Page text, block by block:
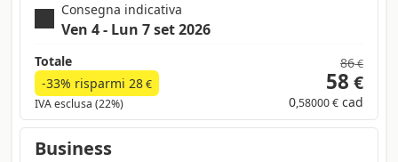
Consegna indicativa
Ven 4 - Lun 7 set 2026
Totale
-33% risparmi 28€
IVA esclusa (22%)
86€
58 €
0,58000 € cad
Business